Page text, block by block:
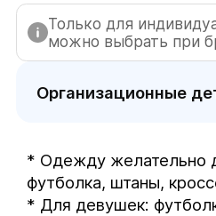
Только для
можно выбрать при
Организационные
* Одежду желательно
футболка, штаны,
* Для девушек: